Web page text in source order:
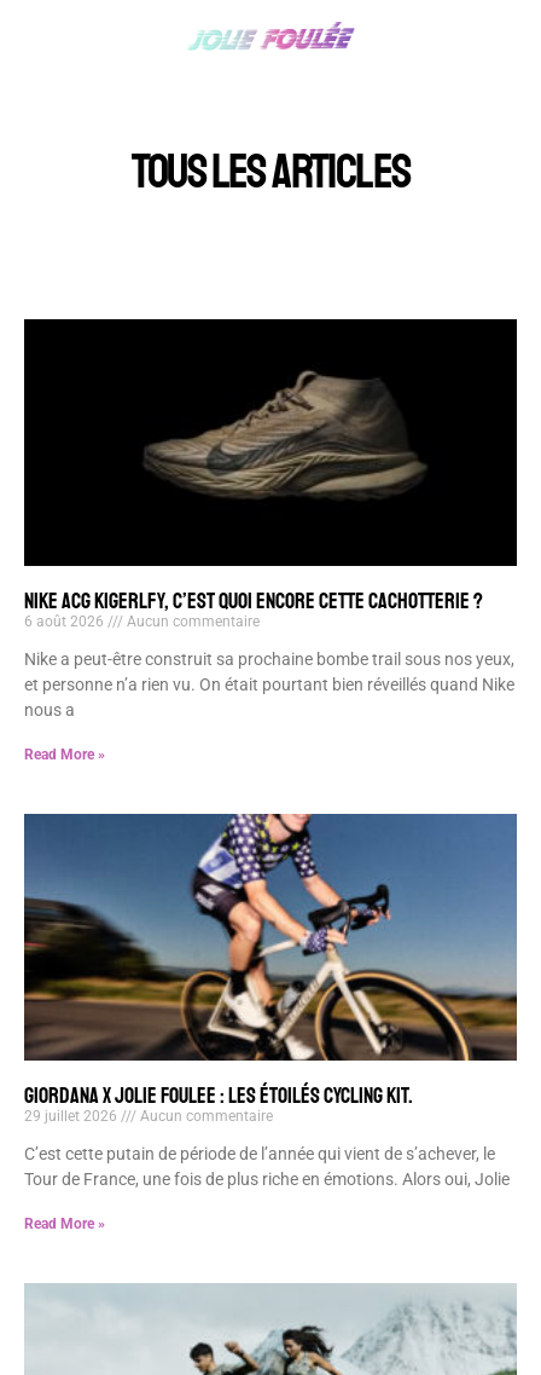
TOUS LES ARTICLES
NIKE ACG KIGERLFY, C’EST QUOI ENCORE CETTE CACHOTTERIE ?
6 août 2026 Aucun commentaire
Nike a peut-être construit sa prochaine bombe trail sous nos yeux,
et personne n’a rien vu. On était pourtant bien réveillés quand Nike
nous a
Read More »
GIORDANA x JOLIE FOULEE : LES ÉTOILÉS CYCLING KIT.
29 juillet 2026 Aucun commentaire
C’est cette putain de période de l’année qui vient de s’achever, le
Tour de France, une fois de plus riche en émotions. Alors oui, Jolie
Read More »